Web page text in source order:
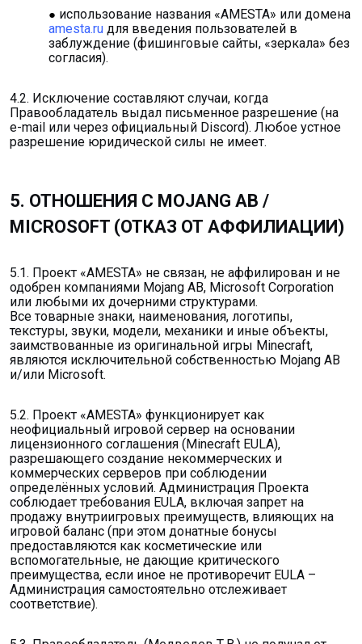
использование названия «AMESTA» или домена
amesta.ru для введения пользователей в
заблуждение (фишинговые сайты, «зеркала» без
согласия).
4.2. Исключение составляют случаи, когда
Правообладатель выдал письменное разрешение (на
e-mail или через официальный Discord). Любое устное
разрешение юридической силы не имеет.
5. ОТНОШЕНИЯ С MOJANG AB /
MICROSOFT (ОТКАЗ ОТ АФФИЛИАЦИИ)
5.1. Проект «AMESTA» не связан, не аффилирован и не
одобрен компаниями Mojang AB, Microsoft Corporation
или любыми их дочерними структурами.
Все товарные знаки, наименования, логотипы,
текстуры, звуки, модели, механики и иные объекты,
заимствованные из оригинальной игры Minecraft,
являются исключительной собственностью Mojang AB
и/или Microsoft.
5.2. Проект «AMESTA» функционирует как
неофициальный игровой сервер на основании
лицензионного соглашения (Minecraft EULA),
разрешающего создание некоммерческих и
коммерческих серверов при соблюдении
определённых условий. Администрация Проекта
соблюдает требования EULA, включая запрет на
продажу внутриигровых преимуществ, влияющих на
игровой баланс (при этом донатные бонусы
предоставляются как косметические или
вспомогательные, не дающие критического
преимущества, если иное не противоречит EULA –
Администрация самостоятельно отслеживает
соответствие).